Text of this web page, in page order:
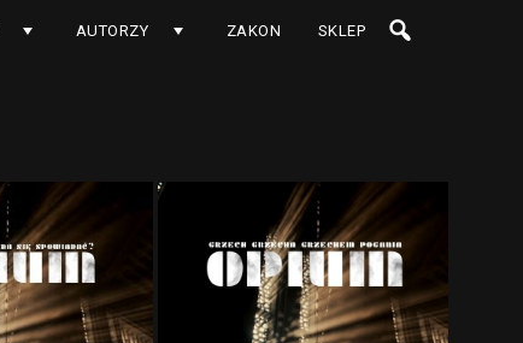
AUTORZY ZAKON SKLEP